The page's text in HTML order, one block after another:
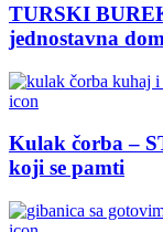
TURSKI
jednostavna
icon
Kulak čorba –
koji se pamti